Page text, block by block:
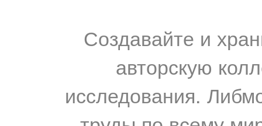
Создавайте и
авторскую
исследования.